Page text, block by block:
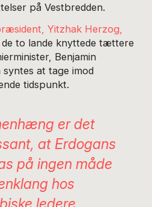
på Vestbredden.
Yitzhak Herzog,
to lande knyttede tættere
Benjamin
at tage imod
tidspunkt.
er det
at Erdogans
på ingen måde
hos